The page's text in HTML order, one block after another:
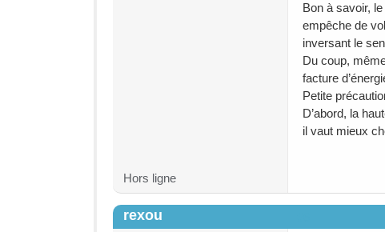
Bon à savoir,
empêche de
inversant le
Du coup,
facture
Petite
D’abord, la
il vaut mieux
Hors ligne
rexou